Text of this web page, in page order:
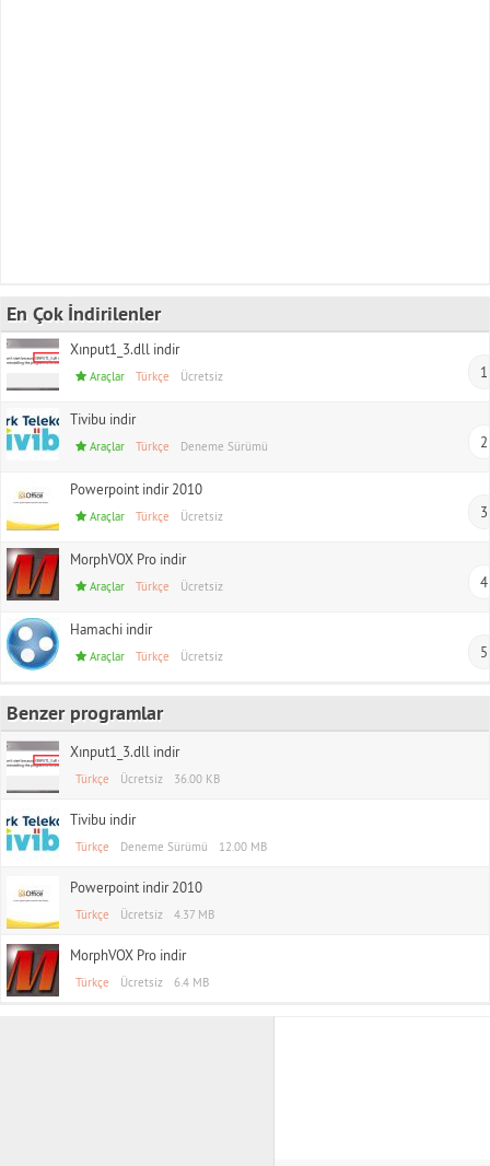
En Çok İndirilenler
Xınput1_3.dll indir
Araçlar Türkçe Ücretsiz 1
Tivibu indir
Araçlar Türkçe Deneme Sürümü 2
Powerpoint indir 2010
Araçlar Türkçe Ücretsiz 3
MorphVOX Pro indir
Araçlar Türkçe Ücretsiz 4
Hamachi indir
Araçlar Türkçe Ücretsiz 5
Benzer programlar
Xınput1_3.dll indir
Türkçe Ücretsiz 36.00 KB
Tivibu indir
Türkçe Deneme Sürümü 12.00 MB
Powerpoint indir 2010
Türkçe Ücretsiz 4.37 MB
MorphVOX Pro indir
Türkçe Ücretsiz 6.4 MB